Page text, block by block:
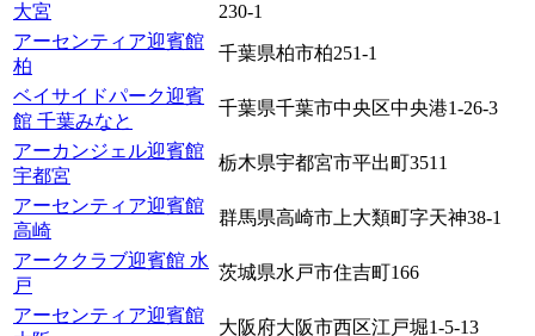
大宮
230-1
アーセンティア迎賓館
柏
千葉県柏市柏251-1
ベイサイドパーク迎賓
館 千葉みなと
千葉県千葉市中央区中央港1-26-3
アーカンジェル迎賓館
宇都宮
栃木県宇都宮市平出町3511
アーセンティア迎賓館
高崎
群馬県高崎市上大類町字天神38-1
アーククラブ迎賓館 水
戸
茨城県水戸市住吉町166
アーセンティア迎賓館
大阪府大阪市西区江戸堀1-5-13